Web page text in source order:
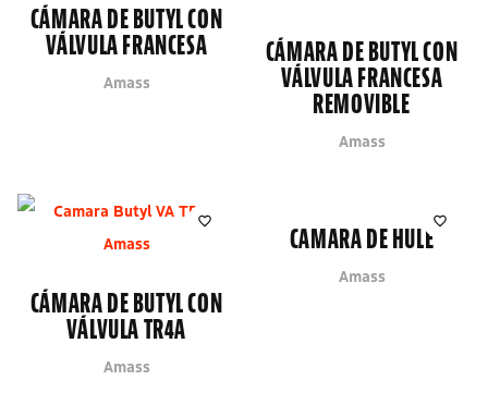
CÁMARA DE BUTYL CON
VÁLVULA FRANCESA
Amass
CÁMARA DE BUTYL CON
VÁLVULA FRANCESA
REMOVIBLE
Amass
CÁMARA DE BUTYL CON
VÁLVULA TR4A
Amass
CAMARA DE HULE
Amass